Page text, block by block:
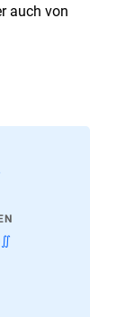
auch von